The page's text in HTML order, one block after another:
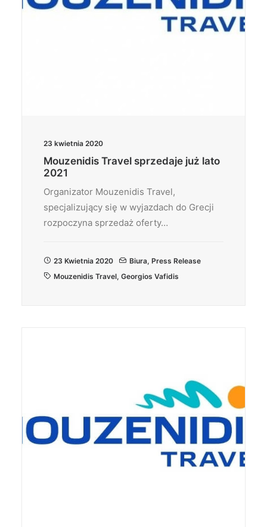
23 kwietnia 2020
Mouzenidis Travel sprzedaje już lato
2021
Organizator Mouzenidis Travel,
specjalizujący się w wyjazdach do Grecji
rozpoczyna sprzedaż oferty…
23 Kwietnia 2020 Biura, Press Release
Mouzenidis Travel, Georgios Vafidis